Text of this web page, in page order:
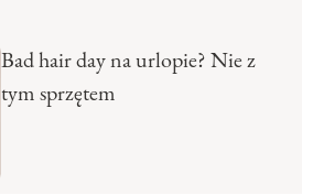
Bad hair day na urlopie? Nie z
tym sprzętem